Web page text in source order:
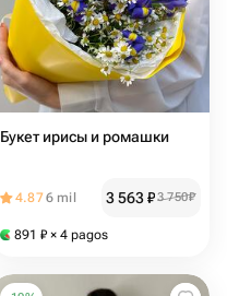
Букет ирисы и ромашки
4.876 mil 3 563₽3 750₽
891 ₽ × 4 pagos